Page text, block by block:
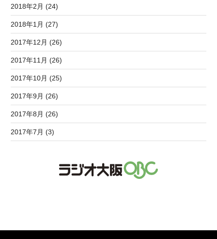
2018年2月 (24)
2018年1月 (27)
2017年12月 (26)
2017年11月 (26)
2017年10月 (25)
2017年9月 (26)
2017年8月 (26)
2017年7月 (3)